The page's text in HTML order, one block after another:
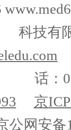
科技有
话：
京
公网安备